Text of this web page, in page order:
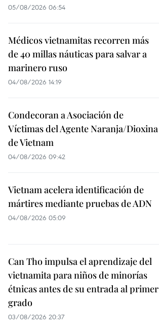
05/08/2026 06:54
Médicos vietnamitas recorren más
de 40 millas náuticas para salvar a
marinero ruso
04/08/2026 14:19
Condecoran a Asociación de
Víctimas del Agente Naranja/Dioxina
de Vietnam
04/08/2026 09:42
Vietnam acelera identificación de
mártires mediante pruebas de ADN
04/08/2026 05:09
Can Tho impulsa el aprendizaje del
vietnamita para niños de minorías
étnicas antes de su entrada al primer
grado
03/08/2026 20:37